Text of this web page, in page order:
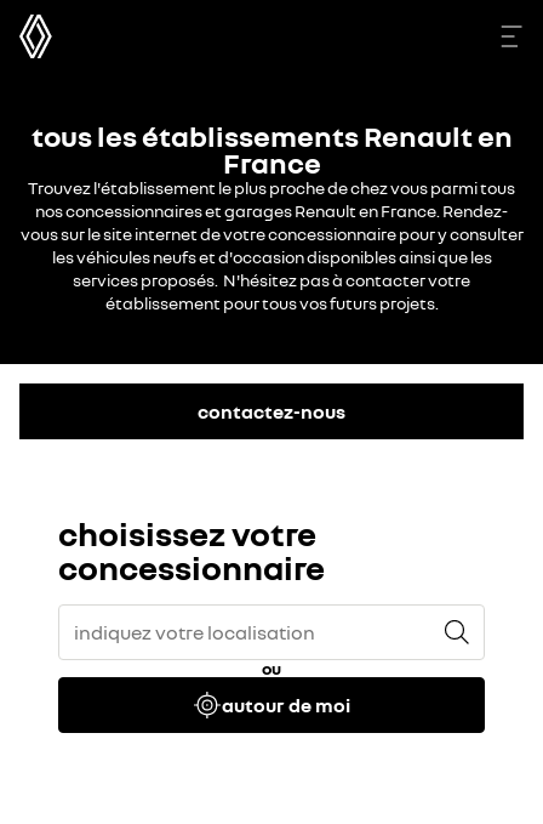
tous les établissements Renault en
France
Trouvez l'établissement le plus proche de chez vous parmi tous
nos concessionnaires et garages Renault en France. Rendez-
vous sur le site internet de votre concessionnaire pour y consulter
les véhicules neufs et d'occasion disponibles ainsi que les
services proposés. N'hésitez pas à contacter votre
établissement pour tous vos futurs projets.
contactez-nous
choisissez votre
concessionnaire
ou
autour de moi